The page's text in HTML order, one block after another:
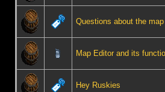
Questions about the map
Map Editor and its
Hey Ruskies